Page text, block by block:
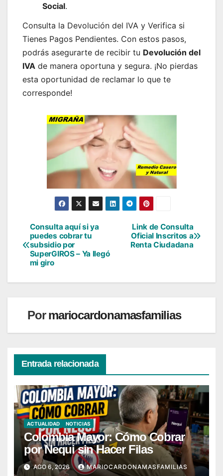
Social.
Consulta la Devolución del IVA y Verifica si
Tienes Pagos Pendientes. Con estos pasos,
podrás asegurarte de recibir tu Devolución del
IVA de manera oportuna y segura. ¡No pierdas
esta oportunidad de reclamar lo que te
corresponde!
Navegación
de
entradas
Link de Consulta
Oficial Inscritos a
Renta Ciudadana
Consulta aquí si ya
puedes cobrar tu
subsidio por
SuperGIROS – Ya llegó
mi giro
Pormariocardonamasfamilias
Entrada relacionada
ACTUALIDAD NOTICIAS
Colombia Mayor: Cómo Cobrar
por Nequi sin Hacer Filas
AGO 6, 2026 MARIOCARDONAMASFAMILIAS